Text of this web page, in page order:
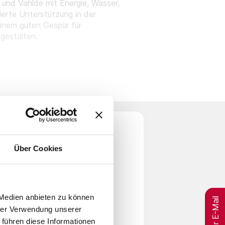
Über Cookies
anbieten zu können
Verwendung unserer
diese Informationen
Vahlde mit Energie, Wasser,
Unterstützung in der
guten Gespür für